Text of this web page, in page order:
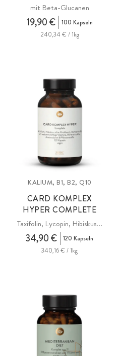
mit Beta-Glucanen
19,90 €
100 Kapseln
240,34 € / 1kg
KALIUM, B1, B2, Q10
CARD KOMPLEX
HYPER COMPLETE
Taxifolin, Lycopin, Hibiskus...
34,90 €
120 Kapseln
340,16 € / 1kg